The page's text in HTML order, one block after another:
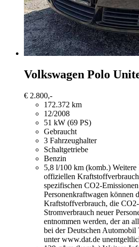
Volkswagen Polo
€ 2.800,-
172.372 km
12/2008
51 kW (69 PS)
Gebraucht
3 Fahrzeughalter
Schaltgetriebe
Benzin
5,8 l/100 km (komb.) Weitere
offiziellen
spezifischen CO2-
Personenkraftwagen können
Kraftstoffverbrauch, die
Stromverbrauch neuer
entnommen werden, der an
bei der Deutschen Automobil
unter www.dat.de